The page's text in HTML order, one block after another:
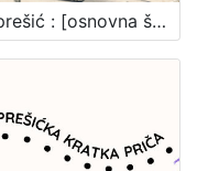
Zaprešić : [osnovna škola u Zaprešiću]